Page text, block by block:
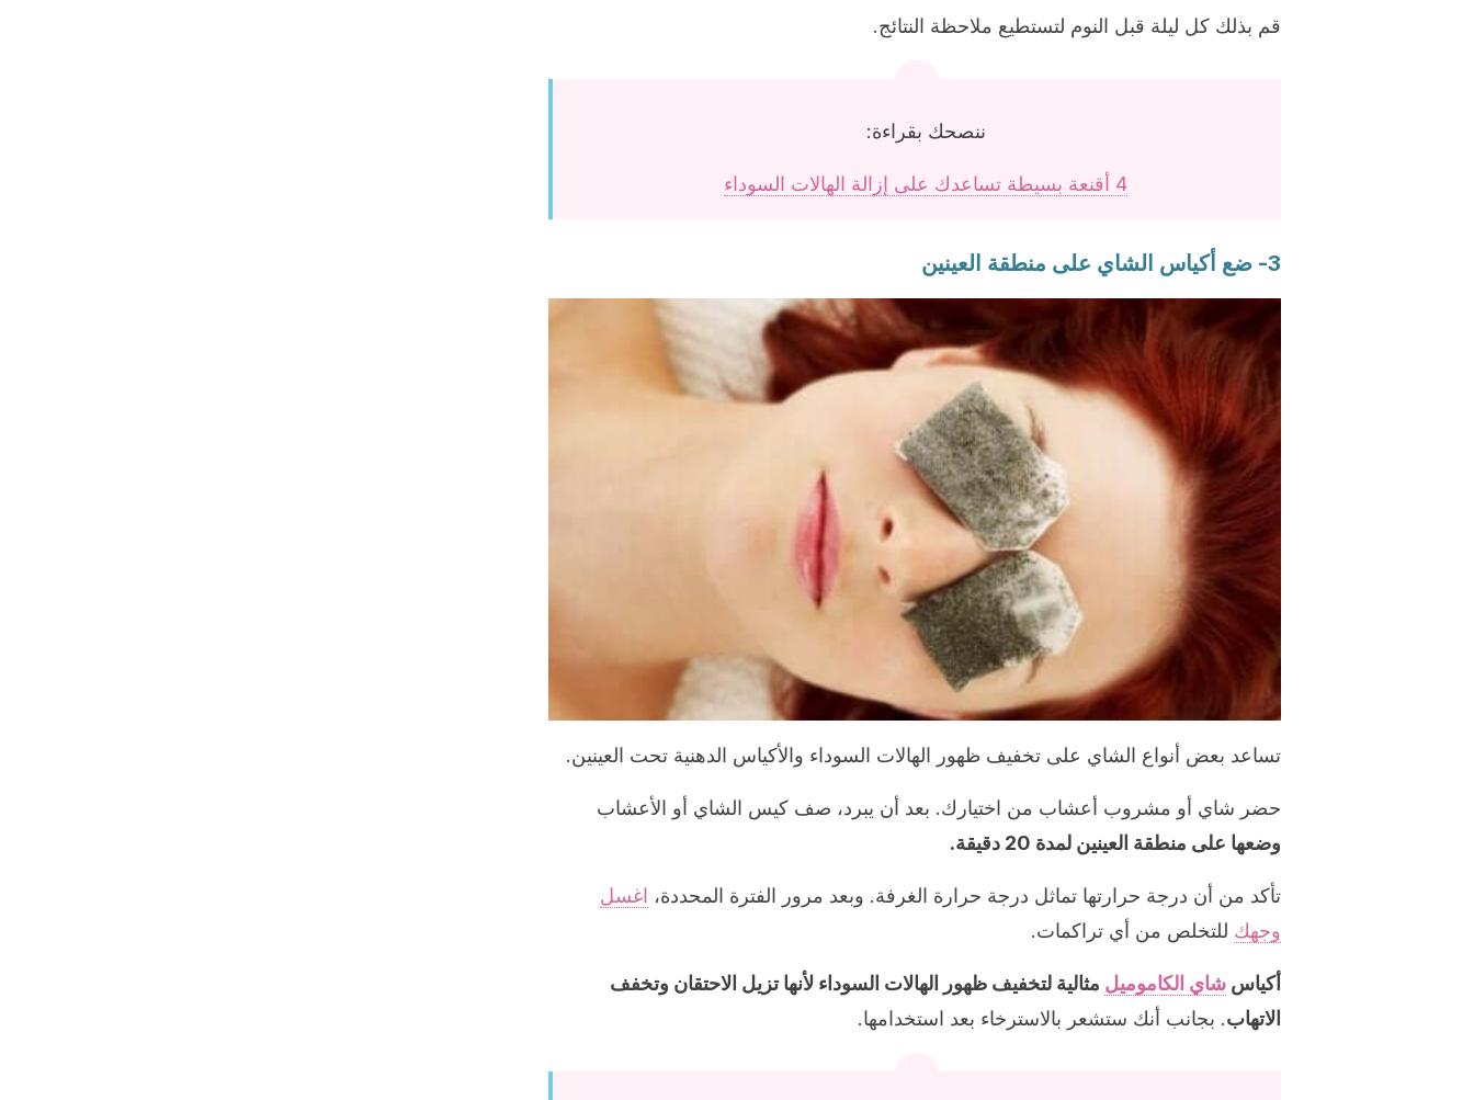
قم بذلك كل ليلة قبل النوم لتستطيع ملاحظة النتائج.
ننصحك بقراءة:
4 أقنعة بسيطة تساعدك على إزالة الهالات السوداء
3- ضع أكياس الشاي على منطقة العينين
تساعد بعض أنواع الشاي على تخفيف ظهور الهالات السوداء والأكياس الدهنية تحت العينين.
حضر شاي أو مشروب أعشاب من اختيارك. بعد أن يبرد، صف كيس الشاي أو الأعشاب
وضعها على منطقة العينين لمدة 20 دقيقة.
تأكد من أن درجة حرارتها تماثل درجة حرارة الغرفة. وبعد مرور الفترة المحددة، اغسل
وجهك للتخلص من أي تراكمات.
أكياس شاي الكاموميل مثالية لتخفيف ظهور الهالات السوداء لأنها تزيل الاحتقان وتخفف
الاتهاب. بجانب أنك ستشعر بالاسترخاء بعد استخدامها.